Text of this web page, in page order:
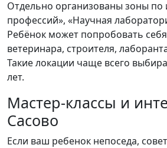
Отдельно организованы зоны по
профессий», «Научная
Ребёнок может попробовать
ветеринара, строителя,
Такие локации чаще всего
лет.
Мастер-классы и
Сасово
Если ваш ребенок непоседа,